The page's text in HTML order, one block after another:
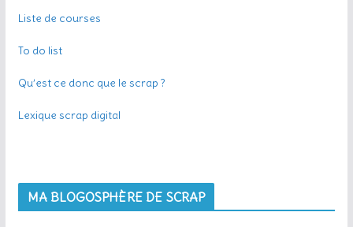
Liste de courses
To do list
Qu’est ce donc que le scrap ?
Lexique scrap digital
MA BLOGOSPHÈRE DE SCRAP